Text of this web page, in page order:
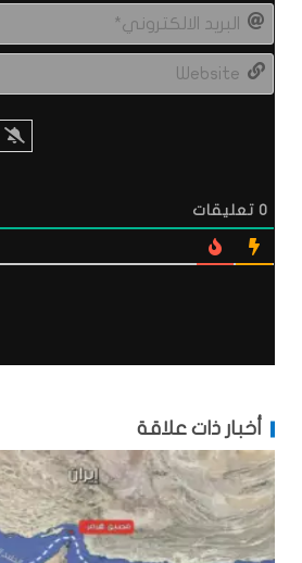
0 تعليقات
أخبار ذات علاقة